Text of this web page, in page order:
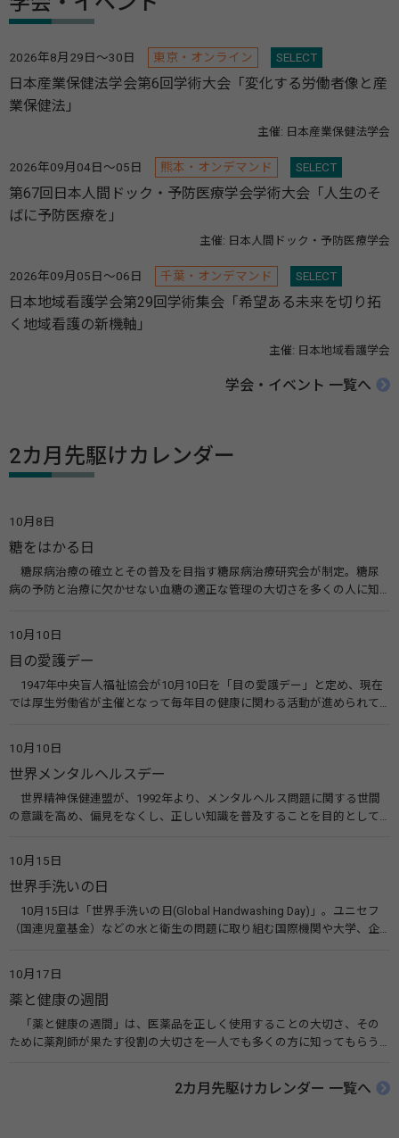
2026年8月29日～30日 東京・オンライン SELECT
日本産業保健法学会第6回学術大会「変化する労働者像と産
業保健法」
主催: 日本産業保健法学会
2026年09月04日～05日 熊本・オンデマンド SELECT
第67回日本人間ドック・予防医療学会学術大会「人生のそ
ばに予防医療を」
主催: 日本人間ドック・予防医療学会
2026年09月05日～06日 千葉・オンデマンド SELECT
日本地域看護学会第29回学術集会「希望ある未来を切り拓
く地域看護の新機軸」
主催: 日本地域看護学会
学会・イベント 一覧へ
2カ月先駆けカレンダー
10月8日
糖をはかる日
糖尿病治療の確立とその普及を目指す糖尿病治療研究会が制定。糖尿
病の予防と治療に欠かせない血糖の適正な管理の大切さを多くの人に知
療研究会） 糖尿病ネットワーク
10月10日
目の愛護デー
1947年中央盲人福祉協会が10月10日を「目の愛護デー」と定め、現在
では厚生労働省が主催となって毎年目の健康に関わる活動が進められて
会）
10月10日
世界メンタルヘルスデー
世界精神保健連盟が、1992年より、メンタルヘルス問題に関する世間
の意識を高め、偏見をなくし、正しい知識を普及することを目的として、
す。 関連リンク 世界メンタルヘルスデー（厚生労働省） 働く人のメンタ
ルヘルス・ポータルサイト「こころの耳」（厚生労働省）
10月15日
世界手洗いの日
10月15日は「世界手洗いの日(Global Handwashing Day)」。ユニセフ
（国連児童基金）などの水と衛生の問題に取り組む国際機関や大学、企
10月17日
薬と健康の週間
「薬と健康の週間」は、医薬品を正しく使用することの大切さ、その
ために薬剤師が果たす役割の大切さを一人でも多くの方に知ってもらう
伝えたい！薬との付き合い方」（保健指導リソースガイド）
2カ月先駆けカレンダー 一覧へ